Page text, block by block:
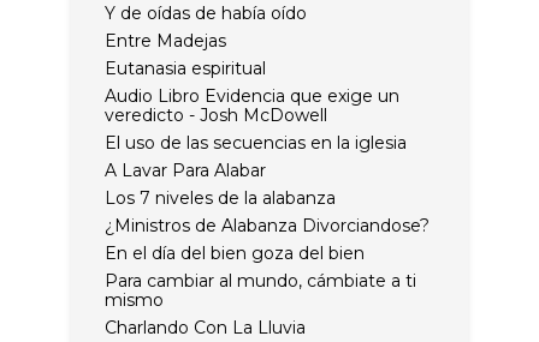
Y de oídas de había oído
Entre Madejas
Eutanasia espiritual
Audio Libro Evidencia que exige un
veredicto - Josh McDowell
El uso de las secuencias en la iglesia
A Lavar Para Alabar
Los 7 niveles de la alabanza
¿Ministros de Alabanza Divorciandose?
En el día del bien goza del bien
Para cambiar al mundo, cámbiate a ti
mismo
Charlando Con La Lluvia